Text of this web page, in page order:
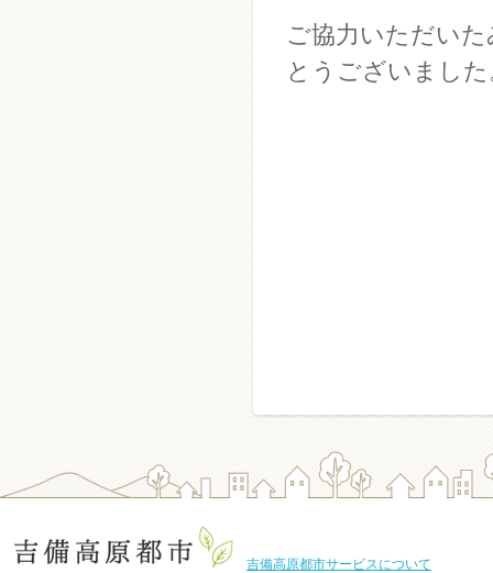
ご協力いただい
とうございまし
吉備高原都市サービスについて